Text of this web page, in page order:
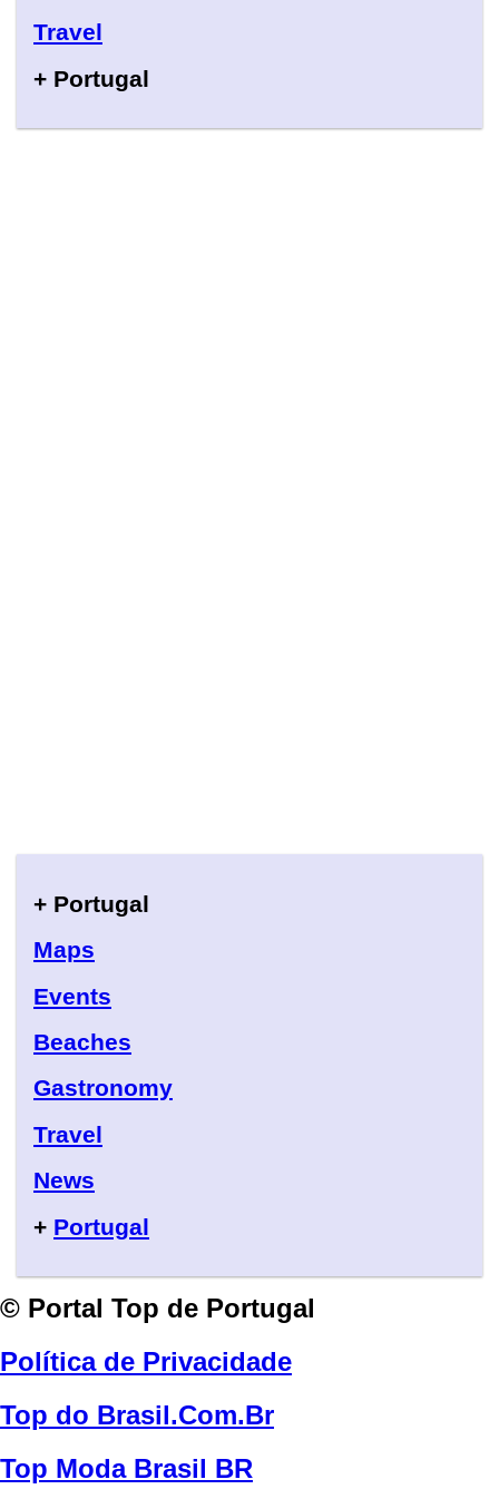
Travel
+ Portugal
+ Portugal
Maps
Events
Beaches
Gastronomy
Travel
News
+ Portugal
© Portal Top de Portugal
Política de Privacidade
Top do Brasil.Com.Br
Top Moda Brasil BR